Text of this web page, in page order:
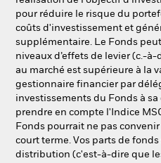
pour réduire le risque du
coûts d'investissement et
supplémentaire. Le Fonds
niveaux d’effets de levier (c.-
au marché est supérieure à la
gestionnaire financier par
investissements du Fonds à
prendre en compte l'Indice
Fonds pourrait ne pas
court terme. Vos parts de
distribution (c'est-à-dire que